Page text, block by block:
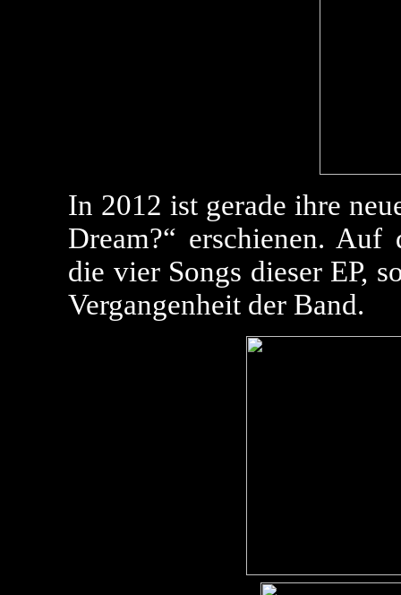
In 2012 ist gerade ihre
Dream?“ erschienen. Auf
die vier Songs dieser EP,
Vergangenheit der Band.